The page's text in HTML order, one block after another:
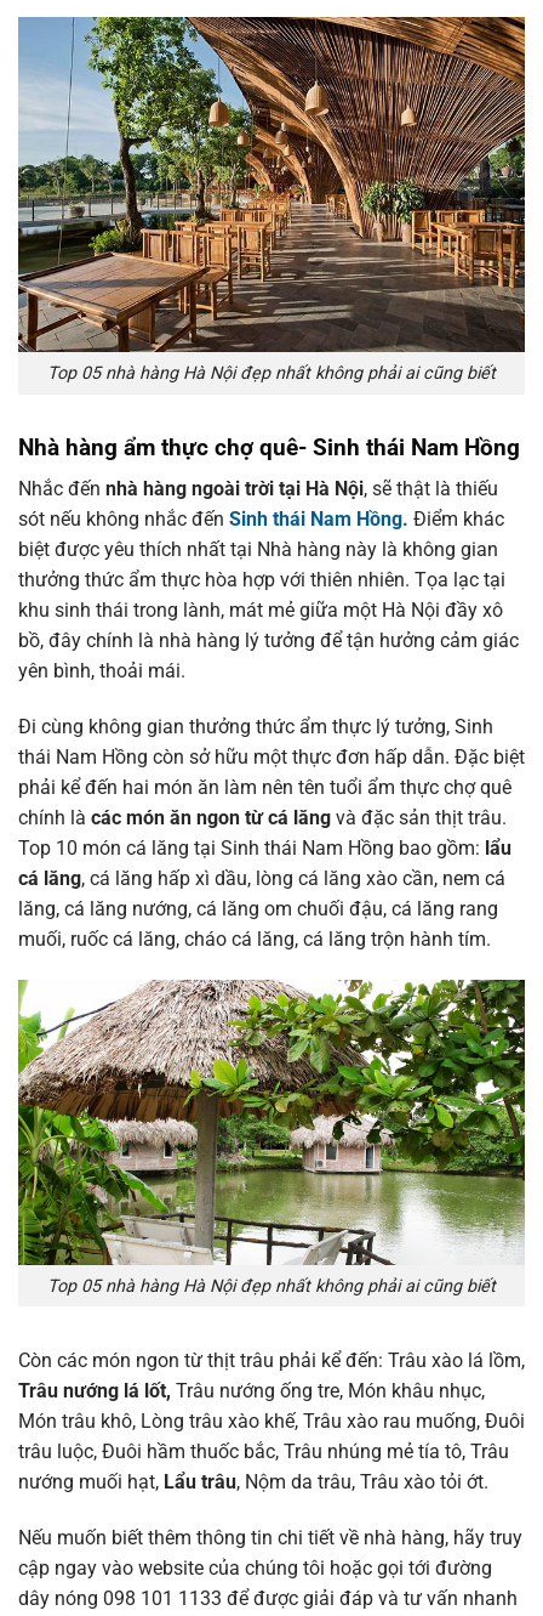
Top 05 nhà hàng Hà Nội đẹp nhất không phải ai cũng biết
Nhà hàng ẩm thực chợ quê- Sinh thái Nam Hồng
Nhắc đến nhà hàng ngoài trời tại Hà Nội, sẽ thật là thiếu
sót nếu không nhắc đến Sinh thái Nam Hồng. Điểm khác
biệt được yêu thích nhất tại Nhà hàng này là không gian
thưởng thức ẩm thực hòa hợp với thiên nhiên. Tọa lạc tại
khu sinh thái trong lành, mát mẻ giữa một Hà Nội đầy xô
bồ, đây chính là nhà hàng lý tưởng để tận hưởng cảm giác
yên bình, thoải mái.
Đi cùng không gian thưởng thức ẩm thực lý tưởng, Sinh
thái Nam Hồng còn sở hữu một thực đơn hấp dẫn. Đặc biệt
phải kể đến hai món ăn làm nên tên tuổi ẩm thực chợ quê
chính là các món ăn ngon từ cá lăng và đặc sản thịt trâu.
Top 10 món cá lăng tại Sinh thái Nam Hồng bao gồm: lẩu
cá lăng, cá lăng hấp xì dầu, lòng cá lăng xào cần, nem cá
lăng, cá lăng nướng, cá lăng om chuối đậu, cá lăng rang
muối, ruốc cá lăng, cháo cá lăng, cá lăng trộn hành tím.
Top 05 nhà hàng Hà Nội đẹp nhất không phải ai cũng biết
Còn các món ngon từ thịt trâu phải kể đến: Trâu xào lá lồm,
Trâu nướng lá lốt, Trâu nướng ống tre, Món khâu nhục,
Món trâu khô, Lòng trâu xào khế, Trâu xào rau muống, Đuôi
trâu luộc, Đuôi hầm thuốc bắc, Trâu nhúng mẻ tía tô, Trâu
nướng muối hạt, Lẩu trâu, Nộm da trâu, Trâu xào tỏi ớt.
Nếu muốn biết thêm thông tin chi tiết về nhà hàng, hãy truy
cập ngay vào website của chúng tôi hoặc gọi tới đường
dây nóng 098 101 1133 để được giải đáp và tư vấn nhanh